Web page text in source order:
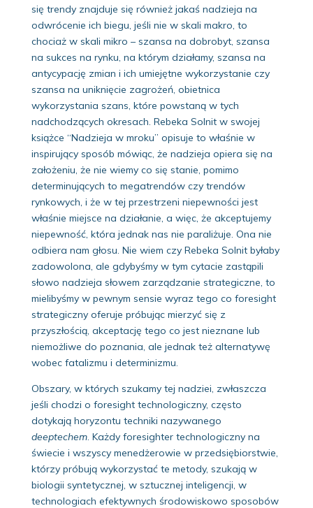
się trendy znajduje się również jakaś nadzieja na
odwrócenie ich biegu, jeśli nie w skali makro, to
chociaż w skali mikro – szansa na dobrobyt, szansa
na sukces na rynku, na którym działamy, szansa na
antycypację zmian i ich umiejętne wykorzystanie czy
szansa na uniknięcie zagrożeń, obietnica
wykorzystania szans, które powstaną w tych
nadchodzących okresach. Rebeka Solnit w swojej
książce “Nadzieja w mroku” opisuje to właśnie w
inspirujący sposób mówiąc, że nadzieja opiera się na
założeniu, że nie wiemy co się stanie, pomimo
determinujących to megatrendów czy trendów
rynkowych, i że w tej przestrzeni niepewności jest
właśnie miejsce na działanie, a więc, że akceptujemy
niepewność, która jednak nas nie paraliżuje. Ona nie
odbiera nam głosu. Nie wiem czy Rebeka Solnit byłaby
zadowolona, ale gdybyśmy w tym cytacie zastąpili
słowo nadzieja słowem zarządzanie strategiczne, to
mielibyśmy w pewnym sensie wyraz tego co foresight
strategiczny oferuje próbując mierzyć się z
przyszłością, akceptację tego co jest nieznane lub
niemożliwe do poznania, ale jednak też alternatywę
wobec fatalizmu i determinizmu.
Obszary, w których szukamy tej nadziei, zwłaszcza
jeśli chodzi o foresight technologiczny, często
dotykają horyzontu techniki nazywanego
deeptechem. Każdy foresighter technologiczny na
świecie i wszyscy menedżerowie w przedsiębiorstwie,
którzy próbują wykorzystać te metody, szukają w
biologii syntetycznej, w sztucznej inteligencji, w
technologiach efektywnych środowiskowo sposobów